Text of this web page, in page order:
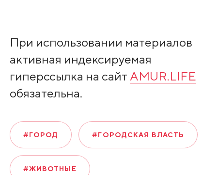
При использовании материалов
активная индексируемая
гиперссылка на сайт AMUR.LIFE
обязательна.
#ГОРОД #ГОРОДСКАЯ ВЛАСТЬ
#ЖИВОТНЫЕ